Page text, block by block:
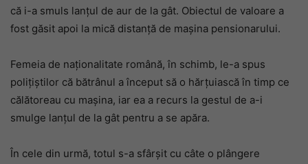
că i-a smuls lanțul de aur de la gât. Obiectul de valoare a
fost găsit apoi la mică distanță de mașina pensionarului.
Femeia de naționalitate română, în schimb, le-a spus
polițiștilor că bătrânul a început să o hărțuiască în timp ce
călătoreau cu mașina, iar ea a recurs la gestul de a-i
smulge lanțul de la gât pentru a se apăra.
În cele din urmă, totul s-a sfârșit cu câte o plângere